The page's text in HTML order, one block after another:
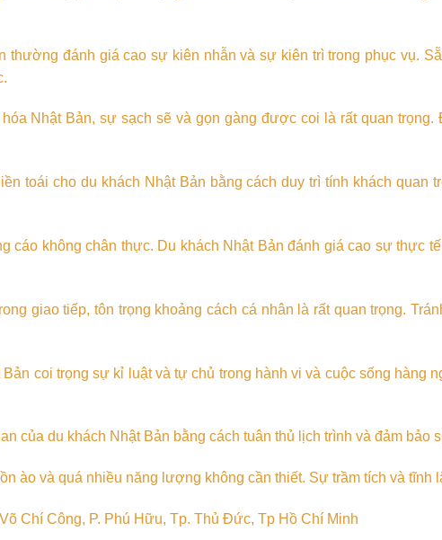
thường đánh giá cao sự kiên nhẫn và sự kiên trì trong phục vụ.
hóa Nhật Bản, sự sạch sẽ và gọn gàng được coi là rất quan
toái cho du khách Nhật Bản bằng cách duy trì tính khách quan
cáo không chân thực. Du khách Nhật Bản đánh giá cao sự thực
giao tiếp, tôn trọng khoảng cách cá nhân là rất quan trọng.
Bản coi trọng sự kỉ luật và tự chủ trong hành vi và cuộc sống hàng
của du khách Nhật Bản bằng cách tuân thủ lịch trình và đảm bảo
ào và quá nhiều năng lượng không cần thiết. Sự trầm tích và
Chí Công, P. Phú Hữu, Tp. Thủ Đức, Tp Hồ Chí Minh